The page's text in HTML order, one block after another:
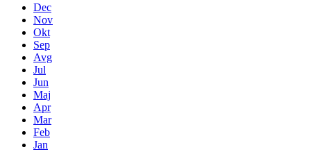
Dec
Nov
Okt
Sep
Avg
Jul
Jun
Maj
Apr
Mar
Feb
Jan